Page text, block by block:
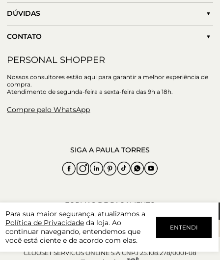
Para sua maior segurança, atualizamos a
Política de Privacidade da loja. Ao
continuar navegando, entendemos que
você está ciente e de acordo com elas.
ENTENDI
DÚVIDAS
CONTATO
PERSONAL SHOPPER
Nossos consultores estão aqui para garantir a melhor experiência de
compra.
Atendimento de segunda-feira a sexta-feira das 9h a 18h.
Compre pelo WhatsApp
CLOOSET SERVICOS ONLINE S.A CNPJ 25.108.278/0001-08